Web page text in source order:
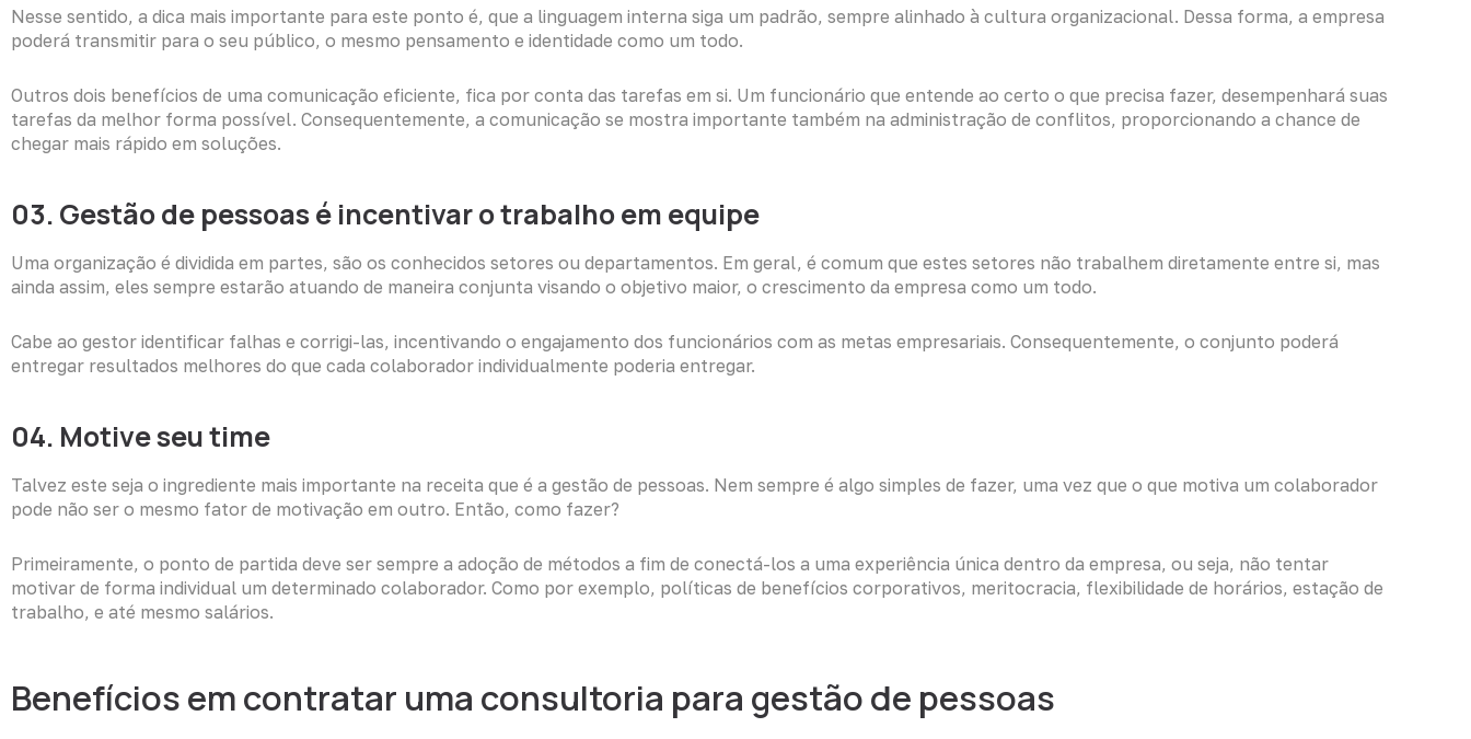
Nesse sentido, a dica mais importante para este ponto é, que a linguagem interna siga um padrão, sempre alinhado à cultura organizacional. Dessa forma, a empresa
poderá transmitir para o seu público, o mesmo pensamento e identidade como um todo.
Outros dois benefícios de uma comunicação eficiente, fica por conta das tarefas em si. Um funcionário que entende ao certo o que precisa fazer, desempenhará suas
tarefas da melhor forma possível. Consequentemente, a comunicação se mostra importante também na administração de conflitos, proporcionando a chance de
chegar mais rápido em soluções.
03. Gestão de pessoas é incentivar o trabalho em equipe
Uma organização é dividida em partes, são os conhecidos setores ou departamentos. Em geral, é comum que estes setores não trabalhem diretamente entre si, mas
ainda assim, eles sempre estarão atuando de maneira conjunta visando o objetivo maior, o crescimento da empresa como um todo.
Cabe ao gestor identificar falhas e corrigi-las, incentivando o engajamento dos funcionários com as metas empresariais. Consequentemente, o conjunto poderá
entregar resultados melhores do que cada colaborador individualmente poderia entregar.
04. Motive seu time
Talvez este seja o ingrediente mais importante na receita que é a gestão de pessoas. Nem sempre é algo simples de fazer, uma vez que o que motiva um colaborador
pode não ser o mesmo fator de motivação em outro. Então, como fazer?
Primeiramente, o ponto de partida deve ser sempre a adoção de métodos a fim de conectá-los a uma experiência única dentro da empresa, ou seja, não tentar
motivar de forma individual um determinado colaborador. Como por exemplo, políticas de benefícios corporativos, meritocracia, flexibilidade de horários, estação de
trabalho, e até mesmo salários.
Benefícios em contratar uma consultoria para gestão de pessoas